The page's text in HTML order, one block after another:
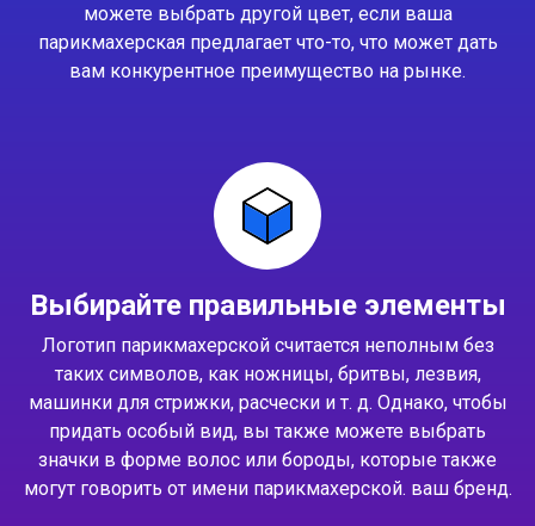
можете выбрать другой цвет, если ваша
парикмахерская предлагает что-то, что может дать
вам конкурентное преимущество на рынке.
Выбирайте правильные элементы
Логотип парикмахерской считается неполным без
таких символов, как ножницы, бритвы, лезвия,
машинки для стрижки, расчески и т. д. Однако, чтобы
придать особый вид, вы также можете выбрать
значки в форме волос или бороды, которые также
могут говорить от имени парикмахерской. ваш бренд.